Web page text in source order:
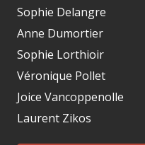
Sophie Delangre
Anne Dumortier
Sophie Lorthioir
Véronique Pollet
Joice Vancoppenolle
Laurent Zikos